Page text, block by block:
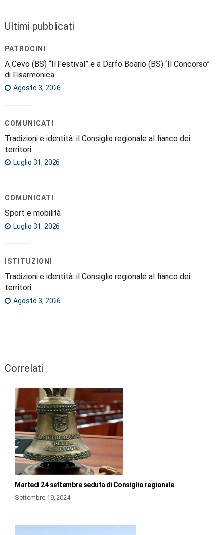
Ultimi pubblicati
PATROCINI
A Cevo (BS) “Il Festival” e a Darfo Boario (BS) “Il Concorso”
di Fisarmonica
Agosto 3, 2026
COMUNICATI
Tradizioni e identità: il Consiglio regionale al fianco dei
territori
Luglio 31, 2026
COMUNICATI
Sport e mobilità
Luglio 31, 2026
ISTITUZIONI
Tradizioni e identità: il Consiglio regionale al fianco dei
territori
Agosto 3, 2026
Correlati
Martedì 24 settembre seduta di Consiglio regionale
Settembre 19, 2024